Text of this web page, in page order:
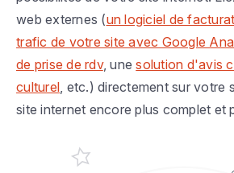
web externes (un logiciel de
trafic de votre site avec Google
de prise de rdv, unesolution d'avis
culturel, etc.) directement sur votre
site internet encore plus complet et